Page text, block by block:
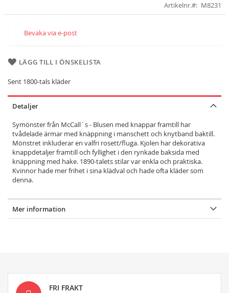
the
gallery
Artikelnr.
M8231
Bevaka via e-post
LÄGG TILL I ÖNSKELISTA
Sent 1800-tals kläder
Detaljer
Symönster från McCall´s - Blusen med knappar framtill har
tvådelade ärmar med knäppning i manschett och knytband baktill.
Mönstret inkluderar en valfri rosett/fluga. Kjolen har dekorativa
knappdetaljer framtill och fyllighet i den rynkade baksida med
knäppning med hake. 1890-talets stilar var enkla och praktiska.
Kvinnor hade mer frihet i sina klädval och hade ofta kläder som
denna.
Mer information
FRI FRAKT